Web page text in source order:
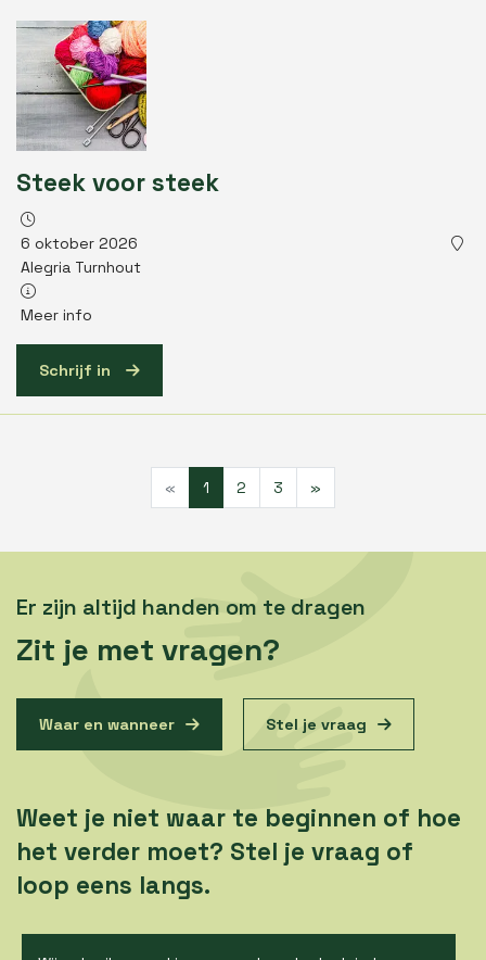
Steek voor steek
6 oktober 2026
Alegria Turnhout
Meer info
Schrijf in
« 1 2 3 »
Er zijn altijd handen om te dragen
Zit je met vragen?
Waar en wanneer Stel je vraag
Weet je niet waar te beginnen of hoe
het verder moet? Stel je vraag of
loop eens langs.